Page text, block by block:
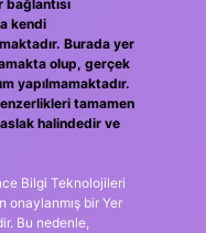
kendi
Burada yer
olup, gerçek
yapılmamaktadır.
tamamen
halindedir ve
Bilgi Teknolojileri
onaylanmış bir Yer
Bu nedenle,